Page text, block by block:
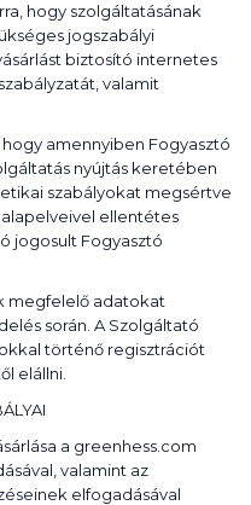
hogy szolgáltatásának
jogszabályi
biztosító internetes
valamit
amennyiben Fogyasztó
nyújtás keretében
szabályokat megsértve
ellentétes
jogosult Fogyasztó
megfelelő adatokat
során. A Szolgáltató
történő regisztrációt
elállni.
a greenhess.com
valamint az
elfogadásával